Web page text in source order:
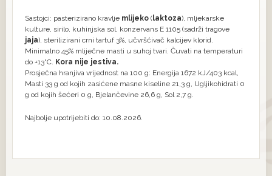
Sastojci: pasterizirano kravlje mlijeko (laktoza), mljekarske
kulture, sirilo, kuhinjska sol, konzervans E 1105 (sadrži tragove
jaja), sterilizirani crni tartuf 3%, učvršćivač kalcijev klorid.
Minimalno 45% mliječne masti u suhoj tvari. Čuvati na temperaturi
do +13°C. Kora nije jestiva.
Prosječna hranjiva vrijednost na 100 g: Energija 1672 kJ/403 kcal,
Masti 33 g od kojih zasićene masne kiseline 21,3 g, Ugljikohidrati 0
g od kojih šećeri 0 g, Bjelančevine 26,6 g, Sol 2,7 g.
Najbolje upotrijebiti do: 10.08.2026.